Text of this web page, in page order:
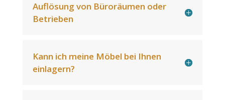
Auflösung von Büroräumen oder
Betrieben
Kann ich meine Möbel bei Ihnen
einlagern?